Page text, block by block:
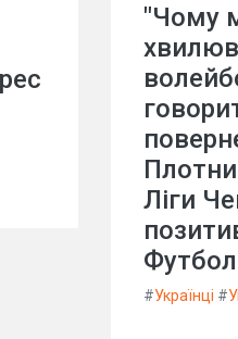
"Чому
Ліги
#Українці #